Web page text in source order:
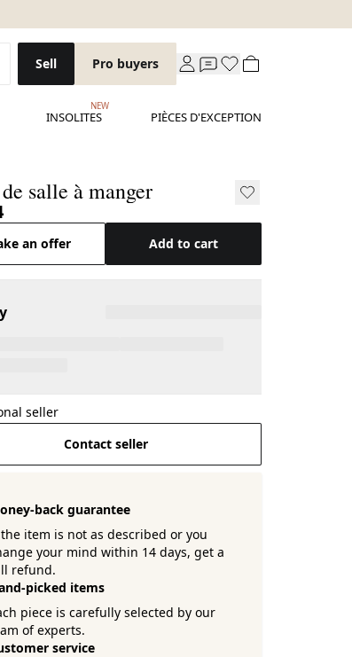
Sell Pro buyers
INSOLITES
NEW
PIÈCES D'EXCEPTION
salle à manger
an offer Add to cart
seller
Contact seller
back guarantee
item is not as described or you
your mind within 14 days, get a
refund.
picked items
piece is carefully selected by our
of experts.
service